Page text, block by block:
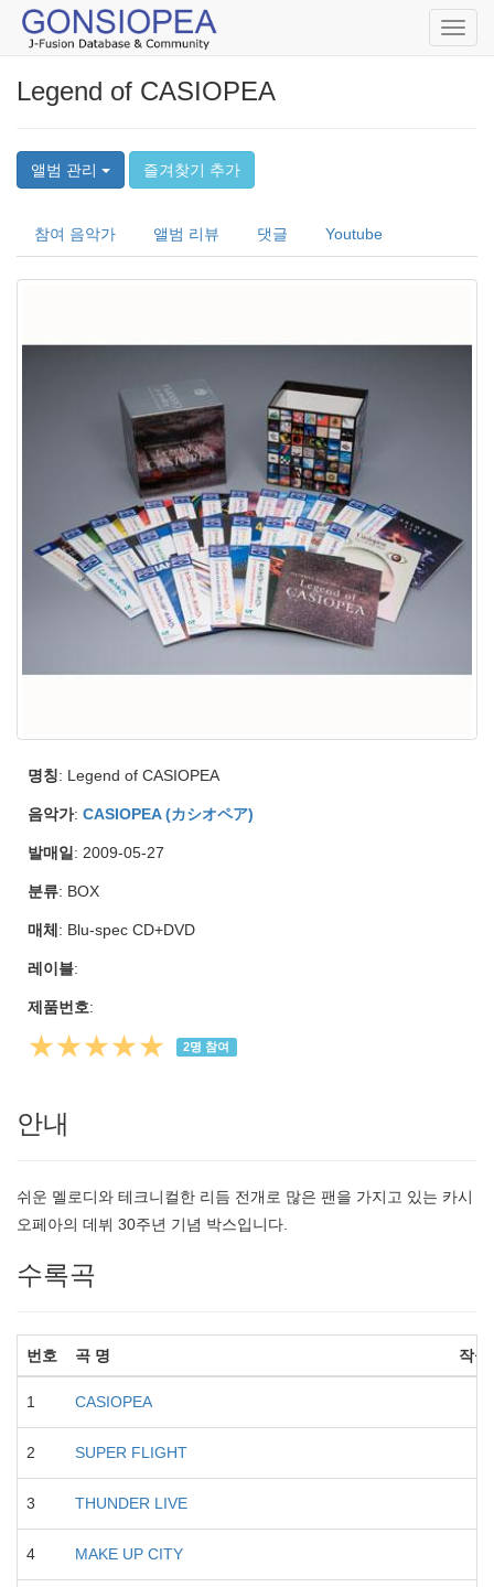
Legend of CASIOPEA
앨범 관리 즐겨찾기 추가
참여 음악가 앨범 리뷰 댓글 Youtube
명칭: Legend of CASIOPEA
음악가: CASIOPEA (カシオペア)
발매일 : 2009-05-27
분류: BOX
매체 : Blu-spec CD+DVD
레이블:
제품번호:
★★★★★ 2명 참여
안내
쉬운 멜로디와 테크니컬한 리듬 전개로 많은 팬을 가지고 있는 카시
오페아의 데뷔 30주년 기념 박스입니다.
수록곡
번호 곡 명 작곡
1 CASIOPEA
2 SUPER FLIGHT
3 THUNDER LIVE
4 MAKE UP CITY